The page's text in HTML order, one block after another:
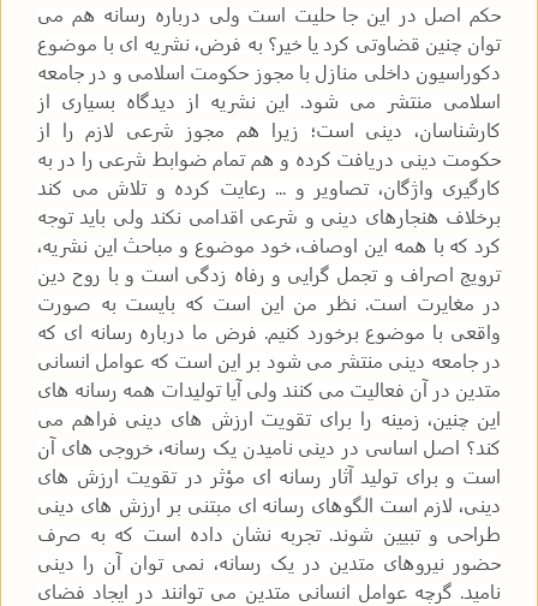
حکم اصل در این جا حلیت است ولی درباره رسانه هم می
توان چنین قضاوتی کرد یا خیر؟ به فرض، نشریه ای با موضوع
دکوراسیون داخلی منازل با مجوز حکومت اسلامی و در جامعه
اسلامی منتشر می شود. این نشریه از دیدگاه بسیاری از
کارشناسان، دینی است؛ زیرا هم مجوز شرعی لازم را از
حکومت دینی دریافت کرده و هم تمام ضوابط شرعی را در به
کارگیری واژگان، تصاویر و ... رعایت کرده و تلاش می کند
برخلاف هنجارهای دینی و شرعی اقدامی نکند ولی باید توجه
کرد که با همه این اوصاف، خود موضوع و مباحث این نشریه،
ترویج اصراف و تجمل گرایی و رفاه زدگی است و با روح دین
در مغایرت است. نظر من این است که بایست به صورت
واقعی با موضوع برخورد کنیم. فرض ما درباره رسانه ای که
در جامعه دینی منتشر می شود بر این است که عوامل انسانی
متدین در آن فعالیت می کنند ولی آیا تولیدات همه رسانه های
این چنین، زمینه را برای تقویت ارزش های دینی فراهم می
کند؟ اصل اساسی در دینی نامیدن یک رسانه، خروجی های آن
است و برای تولید آثار رسانه ای مؤثر در تقویت ارزش های
دینی، لازم است الگوهای رسانه ای مبتنی بر ارزش های دینی
طراحی و تبیین شوند. تجربه نشان داده است که به صرف
حضور نیروهای متدین در یک رسانه، نمی توان آن را دینی
نامید. گرچه عوامل انسانی متدین می توانند در ایجاد فضای